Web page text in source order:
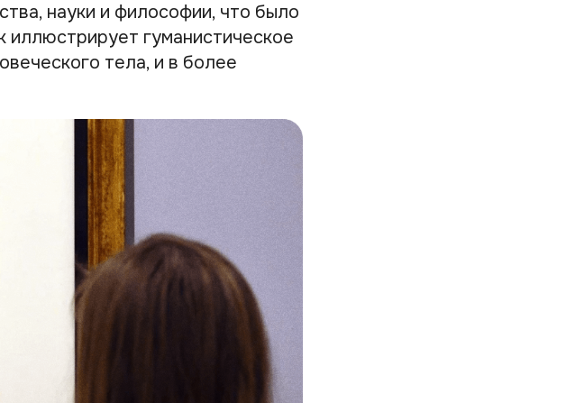
науки и философии, что было
гуманистическое
тела, и в более